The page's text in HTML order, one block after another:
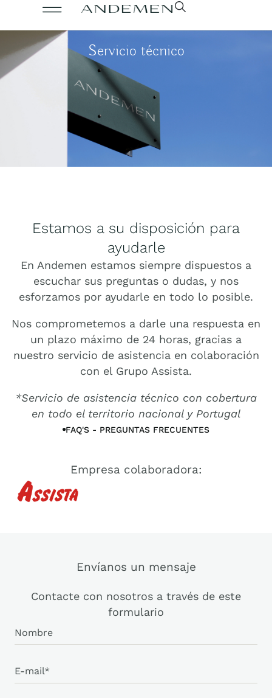
Servicio técnico
Estamos a su disposición para
ayudarle
En Andemen estamos siempre dispuestos a
escuchar sus preguntas o dudas, y nos
esforzamos por ayudarle en todo lo posible.
Nos comprometemos a darle una respuesta en
un plazo máximo de 24 horas, gracias a
nuestro servicio de asistencia en colaboración
con el Grupo Assista.
*Servicio de asistencia técnico con cobertura
en todo el territorio nacional y Portugal
FAQ'S - PREGUNTAS FRECUENTES
Empresa colaboradora:
Envíanos un mensaje
Contacte con nosotros a través de este
formulario